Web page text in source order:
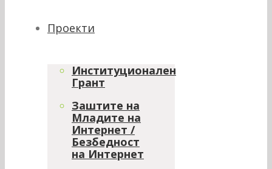
Проекти
Институционален
Грант
Заштите на
Младите на
Интернет /
Безбедност
на Интернет